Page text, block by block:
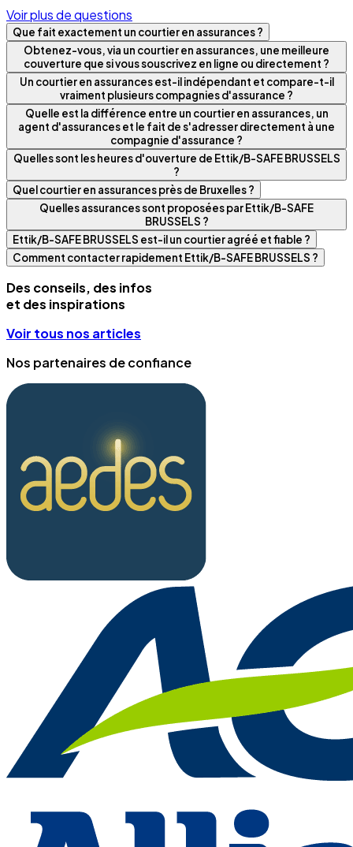
Voir plus de questions
Que fait exactement un courtier en assurances ?
Obtenez-vous, via un courtier en assurances, une meilleure
couverture que si vous souscrivez en ligne ou directement ?
Un courtier en assurances est-il indépendant et compare-t-il
vraiment plusieurs compagnies d'assurance ?
Quelle est la différence entre un courtier en assurances, un
agent d'assurances et le fait de s'adresser directement à une
compagnie d'assurance ?
Quelles sont les heures d'ouverture de Ettik/B-SAFE BRUSSELS
?
Quel courtier en assurances près de Bruxelles ?
Quelles assurances sont proposées par Ettik/B-SAFE
BRUSSELS ?
Ettik/B-SAFE BRUSSELS est-il un courtier agréé et fiable ?
Comment contacter rapidement Ettik/B-SAFE BRUSSELS ?
Des conseils, des infos
et des inspirations
Voir tous nos articles
Nos partenaires de confiance